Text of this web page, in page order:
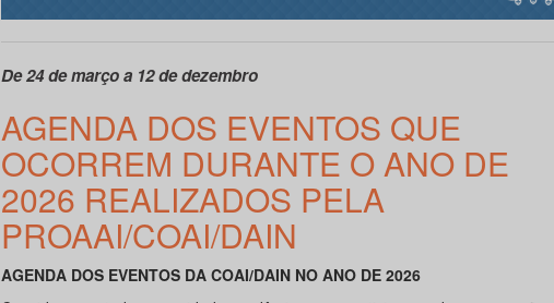
De 24 de março a 12 de dezembro
AGENDA DOS EVENTOS QUE
OCORREM DURANTE O ANO DE
2026 REALIZADOS PELA
PROAAI/COAI/DAIN
AGENDA DOS EVENTOS DA COAI/DAIN NO ANO DE 2026